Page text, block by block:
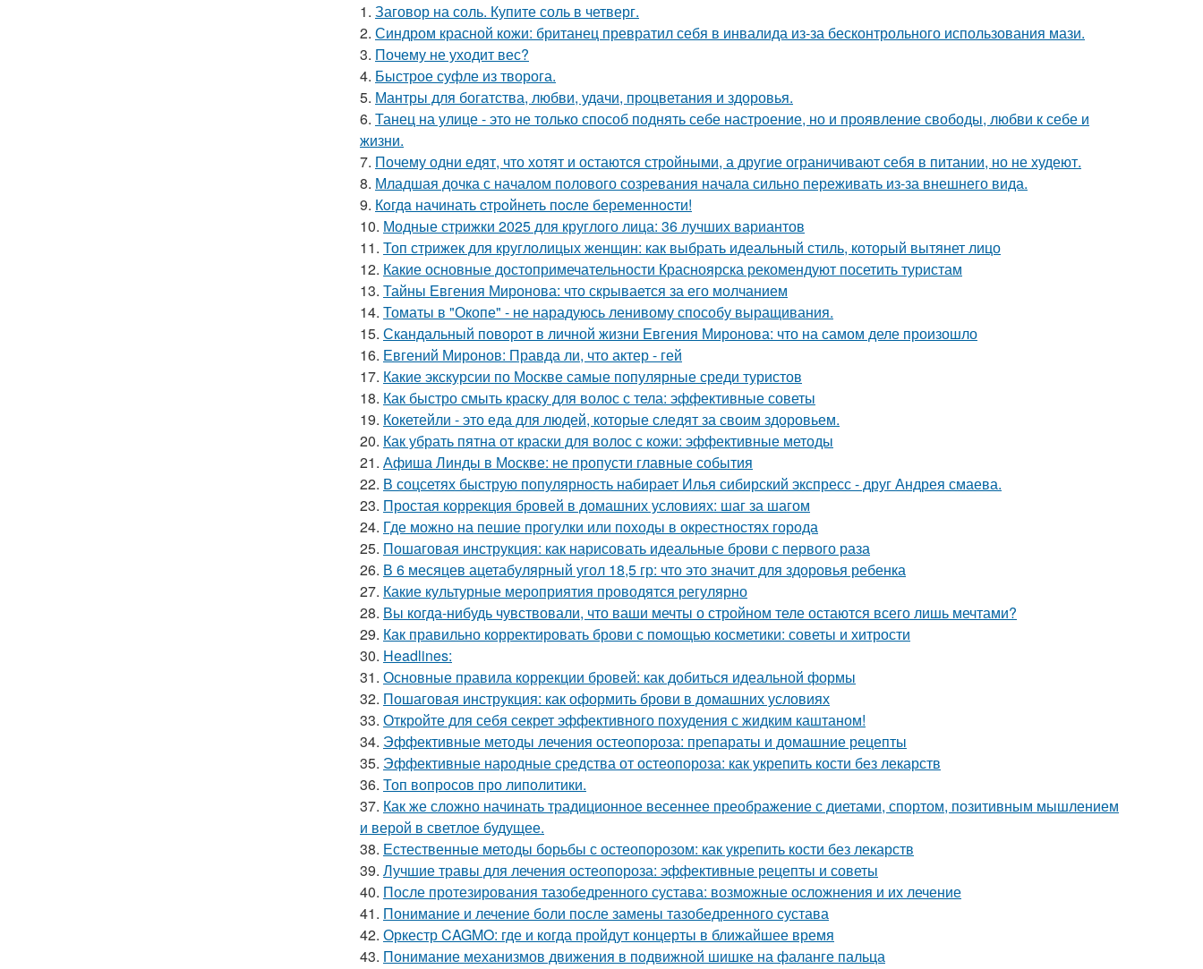
1. Заговор на соль. Купите соль в четверг.
2. Синдром красной кожи: британец превратил себя в инвалида из-за бесконтрольного использования мази.
3. Почему не уходит вес?
4. Быстрое суфле из творога.
5. Мантры для богатства, любви, удачи, процветания и здоровья.
6. Танец на улице - это не только способ поднять себе настроение, но и проявление свободы, любви к себе и
жизни.
7. Почему одни едят, что хотят и остаются стройными, а другие ограничивают себя в питании, но не худеют.
8. Младшая дочка с началом полового созревания начала сильно переживать из-за внешнего вида.
9. Кoгдa начинать cтрoйнеть пocле беременнocти!
10. Модные стрижки 2025 для круглого лица: 36 лучших вариантов
11. Топ стрижек для круглолицых женщин: как выбрать идеальный стиль, который вытянет лицо
12. Какие основные достопримечательности Красноярска рекомендуют посетить туристам
13. Тайны Евгения Миронова: что скрывается за его молчанием
14. Томаты в "Окопе" - не нарадуюсь ленивому способу выращивания.
15. Скандальный поворот в личной жизни Евгения Миронова: что на самом деле произошло
16. Евгений Миронов: Правда ли, что актер - гей
17. Какие экскурсии по Москве самые популярные среди туристов
18. Как быстро смыть краску для волос с тела: эффективные советы
19. Кокетейли - это еда для людей, которые следят за своим здоровьем.
20. Как убрать пятна от краски для волос с кожи: эффективные методы
21. Афиша Линды в Москве: не пропусти главные события
22. В соцсетях быструю популярность набирает Илья сибирский экспресс - друг Андрея смаева.
23. Простая коррекция бровей в домашних условиях: шаг за шагом
24. Где можно на пешие прогулки или походы в окрестностях города
25. Пошаговая инструкция: как нарисовать идеальные брови с первого раза
26. В 6 месяцев ацетабулярный угол 18,5 гр: что это значит для здоровья ребенка
27. Какие культурные мероприятия проводятся регулярно
28. Вы когда-нибудь чувствовали, что ваши мечты о стройном теле остаются всего лишь мечтами?
29. Как правильно корректировать брови с помощью косметики: советы и хитрости
30. Headlines:
31. Основные правила коррекции бровей: как добиться идеальной формы
32. Пошаговая инструкция: как оформить брови в домашних условиях
33. Откройте для себя секрет эффективного похудения с жидким каштаном!
34. Эффективные методы лечения остеопороза: препараты и домашние рецепты
35. Эффективные народные средства от остеопороза: как укрепить кости без лекарств
36. Топ вопросов про липолитики.
37. Как же сложно начинать традиционное весеннее преображение с диетами, спортом, позитивным мышлением
и верой в светлое будущее.
38. Естественные методы борьбы с остеопорозом: как укрепить кости без лекарств
39. Лучшие травы для лечения остеопороза: эффективные рецепты и советы
40. После протезирования тазобедренного сустава: возможные осложнения и их лечение
41. Понимание и лечение боли после замены тазобедренного сустава
42. Оркестр CAGMO: где и когда пройдут концерты в ближайшее время
43. Понимание механизмов движения в подвижной шишке на фаланге пальца